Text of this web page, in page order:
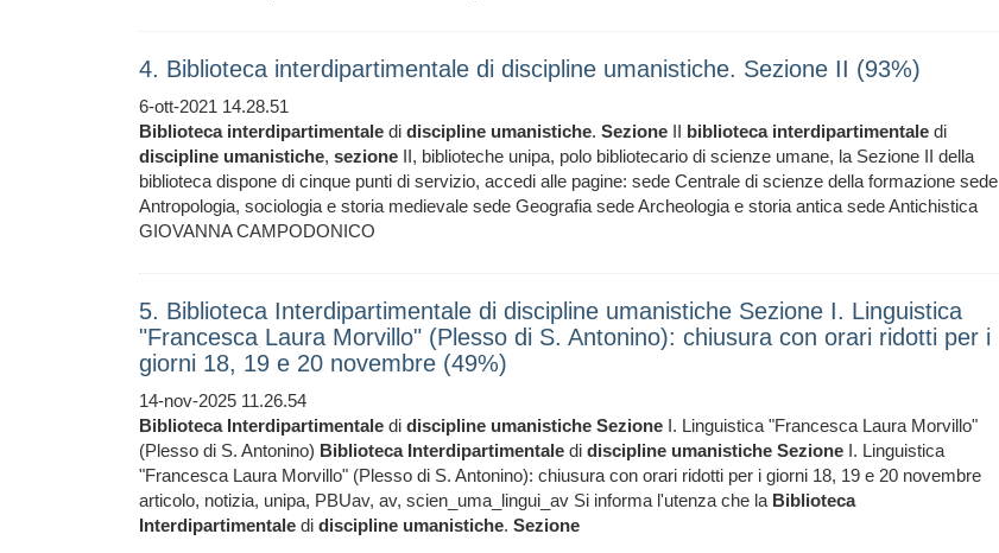
4. Biblioteca interdipartimentale di discipline umanistiche. Sezione II (93%)
6-ott-2021 14.28.51
Biblioteca interdipartimentale di discipline umanistiche. Sezione II biblioteca interdipartimentale di
discipline umanistiche, sezione II, biblioteche unipa, polo bibliotecario di scienze umane, la Sezione II della
biblioteca dispone di cinque punti di servizio, accedi alle pagine: sede Centrale di scienze della formazione sede
Antropologia, sociologia e storia medievale sede Geografia sede Archeologia e storia antica sede Antichistica
GIOVANNA CAMPODONICO
5. Biblioteca Interdipartimentale di discipline umanistiche Sezione I. Linguistica
"Francesca Laura Morvillo" (Plesso di S. Antonino): chiusura con orari ridotti per i
giorni 18, 19 e 20 novembre (49%)
14-nov-2025 11.26.54
Biblioteca Interdipartimentale di discipline umanistiche Sezione I. Linguistica "Francesca Laura Morvillo"
(Plesso di S. Antonino) Biblioteca Interdipartimentale di discipline umanistiche Sezione I. Linguistica
"Francesca Laura Morvillo" (Plesso di S. Antonino): chiusura con orari ridotti per i giorni 18, 19 e 20 novembre
articolo, notizia, unipa, PBUav, av, scien_uma_lingui_av Si informa l'utenza che la Biblioteca
Interdipartimentale di discipline umanistiche. Sezione